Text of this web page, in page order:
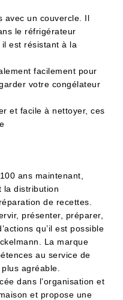
avec un couvercle. Il
le réfrigérateur
il est résistant à la
facilement pour
votre congélateur
et facile à nettoyer, ces
ans maintenant,
la distribution
de recettes.
présenter, préparer,
qu’il est possible
La marque
au service de
agréable.
dans l’organisation et
et propose une